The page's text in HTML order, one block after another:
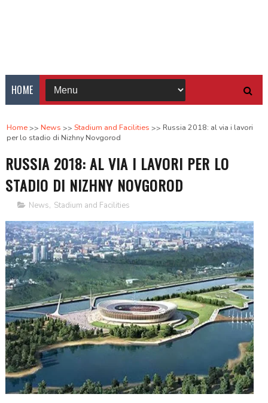
HOME
Home News Stadium and Facilities
Russia 2018: al via i lavori
per lo stadio di Nizhny Novgorod
RUSSIA 2018: AL VIA I LAVORI PER LO
STADIO DI NIZHNY NOVGOROD
News, Stadium and Facilities